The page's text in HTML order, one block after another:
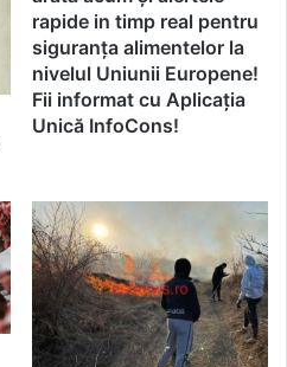
rapide in timp real pentru
siguranța alimentelor la
nivelul Uniunii Europene!
Fii informat cu Aplicația
Unică InfoCons!